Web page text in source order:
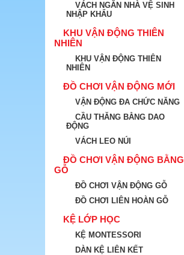
VÁCH NGĂN NHÀ VỆ SINH
NHẬP KHẨU
KHU VẬN ĐỘNG THIÊN
NHIÊN
KHU VẬN ĐỘNG THIÊN
NHIÊN
ĐỒ CHƠI VẬN ĐỘNG MỚI
VẬN ĐỘNG ĐA CHỨC NĂNG
CẦU THĂNG BẰNG DAO
ĐỘNG
VÁCH LEO NÚI
ĐỒ CHƠI VẬN ĐỘNG BẰNG
GỖ
ĐỒ CHƠI VẬN ĐỘNG GỖ
ĐỒ CHƠI LIÊN HOÀN GỖ
KỆ LỚP HỌC
KỆ MONTESSORI
DÀN KỆ LIÊN KẾT